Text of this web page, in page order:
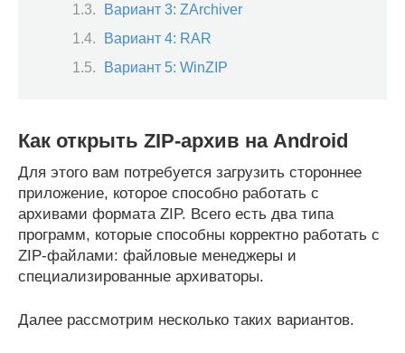
Вариант 3: ZArchiver
Вариант 4: RAR
Вариант 5: WinZIP
Как открыть ZIP-архив на Android
Для этого вам потребуется загрузить стороннее
приложение, которое способно работать с
архивами формата ZIP. Всего есть два типа
программ, которые способны корректно работать с
ZIP-файлами: файловые менеджеры и
специализированные архиваторы.
Далее рассмотрим несколько таких вариантов.